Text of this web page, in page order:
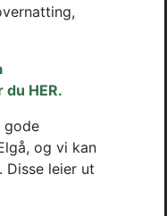
HER.
gode
og vi kan
Disse leier ut